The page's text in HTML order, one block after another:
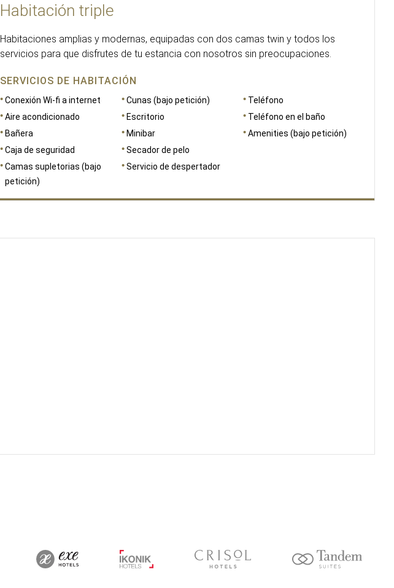
Habitación triple
Habitaciones amplias y modernas, equipadas con dos camas twin y todos los
servicios para que disfrutes de tu estancia con nosotros sin preocupaciones.
SERVICIOS DE HABITACIÓN
Conexión Wi-fi a internet
Aire acondicionado
Bañera
Caja de seguridad
Camas supletorias (bajo
petición)
Cunas (bajo petición)
Escritorio
Minibar
Secador de pelo
Servicio de despertador
Teléfono
Teléfono en el baño
Amenities (bajo petición)